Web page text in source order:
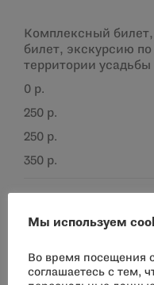
Комплексный
билет, экскурсию
территории усадьбы
0 р.
250 р.
250 р.
350 р.
до 20 чел.)*
200 р.
200 р.
Мы используем
Во время посещения
соглашаетесь с тем,